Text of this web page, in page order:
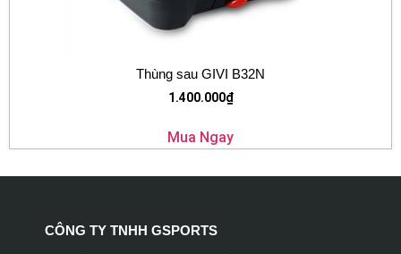
Thùng sau GIVI B32N
1.400.000₫
Mua Ngay
CÔNG TY TNHH GSPORTS